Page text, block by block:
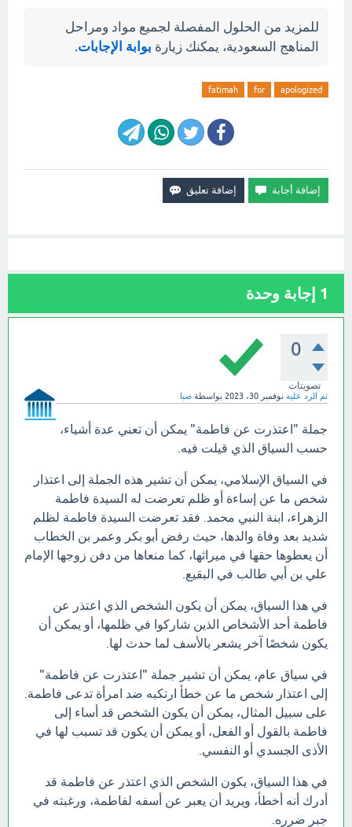
للمزيد من الحلول المفصلة لجميع مواد ومراحل
المناهج السعودية، يمكنك زيارة بوابة الإجابات.
apologized
for
fatimah
1 إجابة وحدة
0
تصويتات
تم الرد عليه نوفمبر 30، 2023 بواسطة صبا
جملة "اعتذرت عن فاطمة" يمكن أن تعني عدة أشياء،
حسب السياق الذي قيلت فيه.
في السياق الإسلامي، يمكن أن تشير هذه الجملة إلى اعتذار
شخص ما عن إساءة أو ظلم تعرضت له السيدة فاطمة
الزهراء، ابنة النبي محمد. فقد تعرضت السيدة فاطمة لظلم
شديد بعد وفاة والدها، حيث رفض أبو بكر وعمر بن الخطاب
أن يعطوها حقها في ميراثها، كما منعاها من دفن زوجها الإمام
علي بن أبي طالب في البقيع.
في هذا السياق، يمكن أن يكون الشخص الذي اعتذر عن
فاطمة أحد الأشخاص الذين شاركوا في ظلمها، أو يمكن أن
يكون شخصًا آخر يشعر بالأسف لما حدث لها.
في سياق عام، يمكن أن تشير جملة "اعتذرت عن فاطمة"
إلى اعتذار شخص ما عن خطأ ارتكبه ضد امرأة تدعى فاطمة.
على سبيل المثال، يمكن أن يكون الشخص قد أساء إلى
فاطمة بالقول أو الفعل، أو يمكن أن يكون قد تسبب لها في
الأذى الجسدي أو النفسي.
في هذا السياق، يكون الشخص الذي اعتذر عن فاطمة قد
أدرك أنه أخطأ، ويريد أن يعبر عن أسفه لفاطمة، ورغبته في
جبر ضرره.